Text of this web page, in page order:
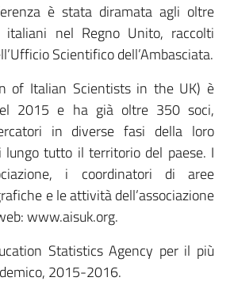
è stata diramata agli oltre
italiani nel Regno Unito, raccolti
Scientifico dell’Ambasciata.
of Italian Scientists in the UK) è
2015 e ha già oltre 350 soci,
in diverse fasi della loro
lungo tutto il territorio del paese. I
i coordinatori di aree
e le attività dell’associazione
www.aisuk.org.
Statistics Agency per il più
2015-2016.